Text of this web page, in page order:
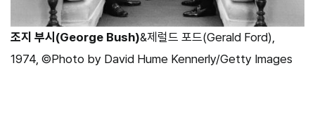
조지 부시(George Bush)&제럴드 포드(Gerald Ford),
1974, ©Photo by David Hume Kennerly/Getty Images